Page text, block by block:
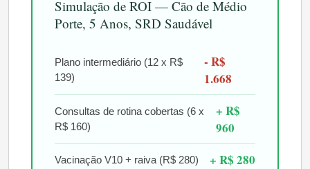
Simulação de ROI — Cão de Médio
Porte, 5 Anos, SRD Saudável
Plano intermediário (12 x R$
139)
- R$
1.668
Consultas de rotina cobertas (6 x
R$ 160)
+ R$
960
Vacinação V10 + raiva (R$ 280) + R$ 280